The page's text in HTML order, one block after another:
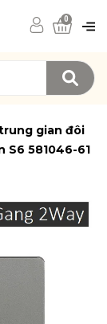
0
gian đôi
S6 581046-61